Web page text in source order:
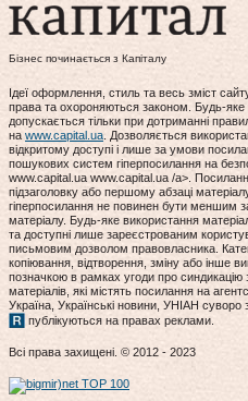
Бізнес починається з Капіталу
Ідеї оформлення, стиль та весь зміст
права та охороняються законом. Будь-яке
допускається тільки при дотриманні
наwww.capital.ua. Дозволяється
відкритому доступі і лише за умови
пошукових систем гіперпосилання на
www.capital.ua www.capital.ua /a>.
підзаголовку або першому абзаці
гіперпосилання не повинен бути меншим
матеріалу. Будь-яке використання
та доступні лише зареєстрованим
письмовим дозволом правовласника.
копіювання, відтворення, зміну або інше
позначкою в рамках угоди про
матеріалів, які містять посилання на
Україна, Українські новини, УНІАН
публікуються на правах реклами.
Всі права захищені. © 2012 - 2023